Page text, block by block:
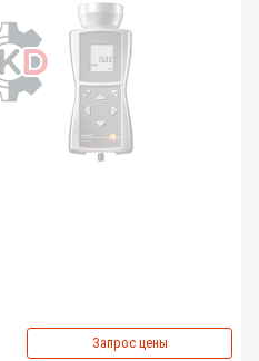
Запрос цены